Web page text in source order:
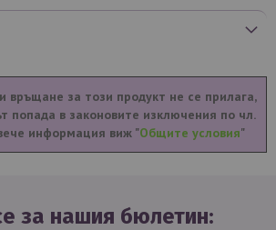
връщане за този продукт не се прилага,
попада в законовите изключения по чл.
информация виж "Общите условия"
за нашия бюлетин: